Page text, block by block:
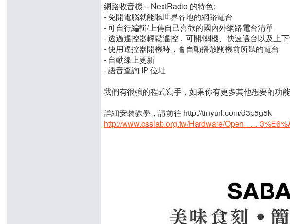
網路收音機 – NextRadio 的特色:
- 免開電腦就能聽世界各地的網路電台
- 可自行編輯/上傳自己喜歡的國內外網路電台清單
- 透過遙控器輕鬆遙控，可開/關機、快速選台以及上
- 使用遙控器開機時，會自動播放關機前所聽的電台
- 自動線上更新
- 語音查詢 IP 位址
我們有很強的程式寫手，如果你有更多其他想要的功
詳細安裝教學，請前往 http://tinyurl.com/d3p5g5k
http://www.osslab.org.tw/Hardware/Open_ …